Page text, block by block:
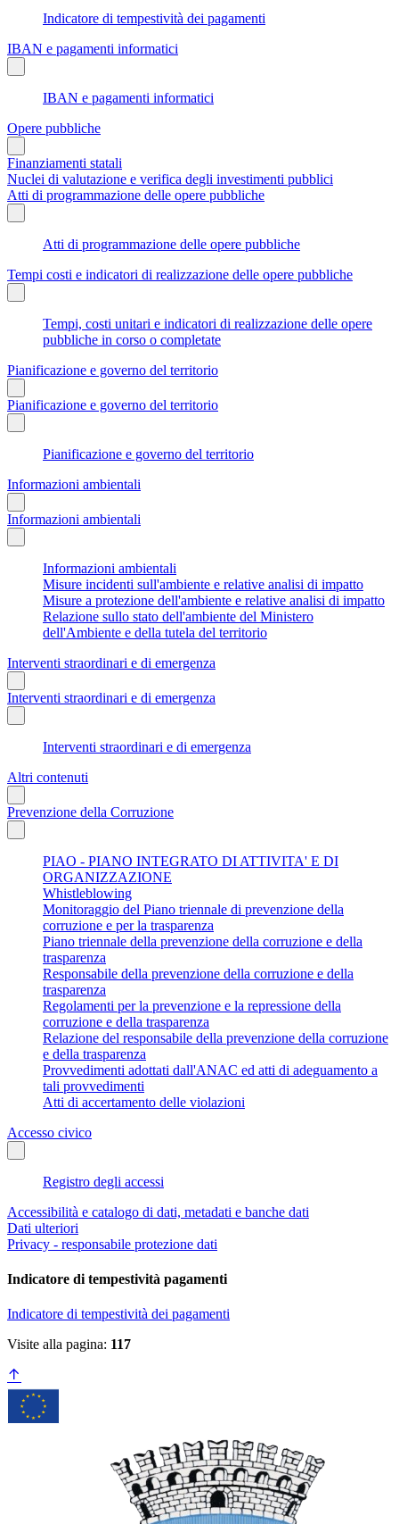
Indicatore di tempestività dei pagamenti
IBAN e pagamenti informatici
IBAN e pagamenti informatici
Opere pubbliche
Finanziamenti statali
Nuclei di valutazione e verifica degli investimenti pubblici
Atti di programmazione delle opere pubbliche
Atti di programmazione delle opere pubbliche
Tempi costi e indicatori di realizzazione delle opere pubbliche
Tempi, costi unitari e indicatori di realizzazione delle opere
pubbliche in corso o completate
Pianificazione e governo del territorio
Pianificazione e governo del territorio
Pianificazione e governo del territorio
Informazioni ambientali
Informazioni ambientali
Informazioni ambientali
Misure incidenti sull'ambiente e relative analisi di impatto
Misure a protezione dell'ambiente e relative analisi di impatto
Relazione sullo stato dell'ambiente del Ministero
dell'Ambiente e della tutela del territorio
Interventi straordinari e di emergenza
Interventi straordinari e di emergenza
Interventi straordinari e di emergenza
Altri contenuti
Prevenzione della Corruzione
PIAO - PIANO INTEGRATO DI ATTIVITA' E DI
ORGANIZZAZIONE
Whistleblowing
Monitoraggio del Piano triennale di prevenzione della
corruzione e per la trasparenza
Piano triennale della prevenzione della corruzione e della
trasparenza
Responsabile della prevenzione della corruzione e della
trasparenza
Regolamenti per la prevenzione e la repressione della
corruzione e della trasparenza
Relazione del responsabile della prevenzione della corruzione
e della trasparenza
Provvedimenti adottati dall'ANAC ed atti di adeguamento a
tali provvedimenti
Atti di accertamento delle violazioni
Accesso civico
Registro degli accessi
Accessibilità e catalogo di dati, metadati e banche dati
Dati ulteriori
Privacy - responsabile protezione dati
Indicatore di tempestività pagamenti
Indicatore di tempestività dei pagamenti
Visite alla pagina: 117